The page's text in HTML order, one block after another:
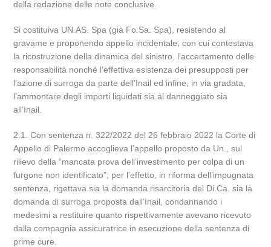
della redazione delle note conclusive.
Si costituiva UN.AS. Spa (già Fo.Sa. Spa), resistendo al
gravame e proponendo appello incidentale, con cui contestava
la ricostruzione della dinamica del sinistro, l’accertamento delle
responsabilità nonché l’effettiva esistenza dei presupposti per
l’azione di surroga da parte dell’Inail ed infine, in via gradata,
l’ammontare degli importi liquidati sia al danneggiato sia
all’Inail.
2.1. Con sentenza n. 322/2022 del 26 febbraio 2022 la Corte di
Appello di Palermo accoglieva l’appello proposto da Un., sul
rilievo della “mancata prova dell’investimento per colpa di un
furgone non identificato”; per l’effetto, in riforma dell’impugnata
sentenza, rigettava sia la domanda risarcitoria del Di.Ca. sia la
domanda di surroga proposta dall’Inail, condannando i
medesimi a restituire quanto rispettivamente avevano ricevuto
dalla compagnia assicuratrice in esecuzione della sentenza di
prime cure.